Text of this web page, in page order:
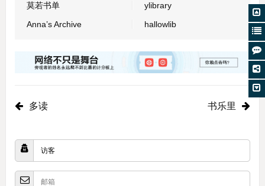
莫若书单
ylibrary
Anna’s Archive
hallowlib
多读 书乐里